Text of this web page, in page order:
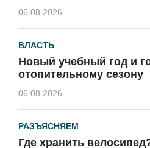
06.08.2026
ВЛАСТЬ
Новый учебный год и
отопительному сезону
06.08.2026
РАЗЪЯСНЯЕМ
Где хранить